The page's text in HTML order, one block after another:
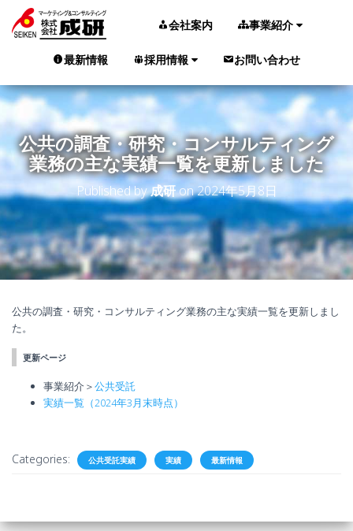
会社案内 事業紹介
最新情報 採用情報 お問い合わせ
公共の調査・研究・コンサルティング
業務の主な実績一覧を更新しました
Published by成研on2024年5月8日
公共の調査・研究・コンサルティング業務の主な実績一覧を更新しまし
た。
更新ページ
事業紹介＞公共受託
実績一覧（2024年3月末時点）
Categories: 公共受託実績 実績 最新情報